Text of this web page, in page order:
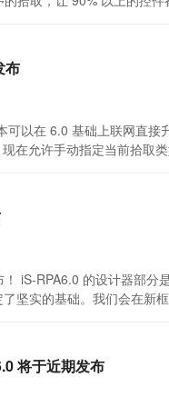
布
可以在 6.0 基础上联网直
在允许手动指定当前拾取
iS-RPA6.0 的设计器部
坚实的基础。我们会在新
将于近期发布